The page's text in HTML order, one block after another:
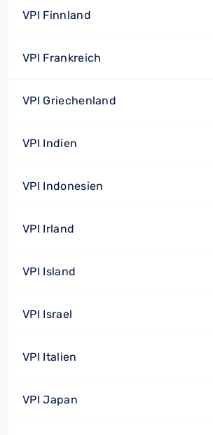
VPI Finnland
VPI Frankreich
VPI Griechenland
VPI Indien
VPI Indonesien
VPI Irland
VPI Island
VPI Israel
VPI Italien
VPI Japan